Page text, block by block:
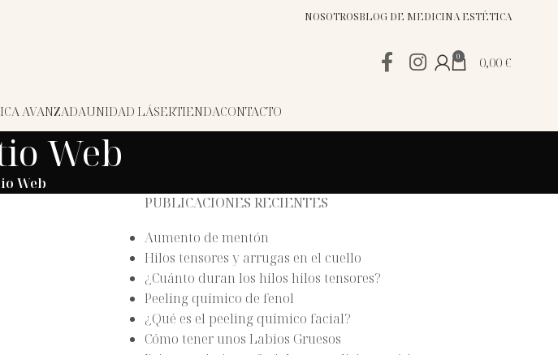
NOSOTROSBLOG DE MEDICINA ESTÉTICA
0 0,00 €
AVANZADAUNIDAD LÁSERTIENDACONTACTO
Web
Web
PUBLICACIONES RECIENTES
Aumento de mentón
Hilos tensores y arrugas en el cuello
¿Cuánto duran los hilos hilos tensores?
Peeling químico de fenol
¿Qué es el peeling químico facial?
Cómo tener unos Labios Gruesos